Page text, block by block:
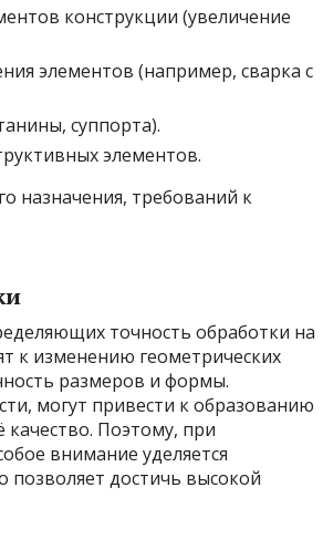
конструкции (увеличение
элементов (например, сварка с
суппорта).
элементов.
назначения, требований к
точность обработки на
к изменению геометрических
размеров и формы.
могут привести к образованию
качество. Поэтому, при
внимание уделяется
позволяет достичь высокой